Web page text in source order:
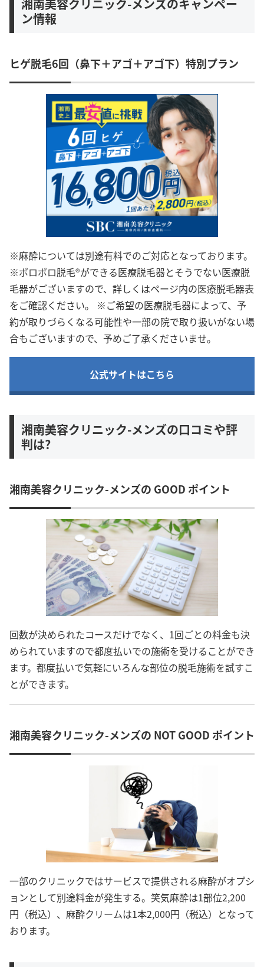
湘南美容クリニック-メンズのキャンペー
ン情報
ヒゲ脱毛6回（鼻下＋アゴ＋アゴ下）特別プラン
※麻酔については別途有料でのご対応となっております。
※ポロポロ脱毛®ができる医療脱毛器とそうでない医療脱
毛器がございますので、詳しくはページ内の医療脱毛器表
をご確認ください。 ※ご希望の医療脱毛器によって、予
約が取りづらくなる可能性や一部の院で取り扱いがない場
合もございますので、予めご了承くださいませ。
公式サイトはこちら
湘南美容クリニック-メンズの口コミや評
判は?
湘南美容クリニック-メンズの GOOD ポイント
回数が決められたコースだけでなく、1回ごとの料金も決
められていますので都度払いでの施術を受けることができ
ます。都度払いで気軽にいろんな部位の脱毛施術を試すこ
とができます。
湘南美容クリニック-メンズの NOT GOOD ポイント
一部のクリニックではサービスで提供される麻酔がオプシ
ョンとして別途料金が発生する。笑気麻酔は1部位2,200
円（税込）、麻酔クリームは1本2,000円（税込）となって
おります。